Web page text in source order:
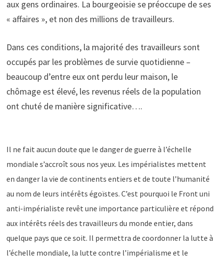
aux gens ordinaires. La bourgeoisie se préoccupe de ses
« affaires », et non des millions de travailleurs.
Dans ces conditions, la majorité des travailleurs sont
occupés par les problèmes de survie quotidienne –
beaucoup d’entre eux ont perdu leur maison, le
chômage est élevé, les revenus réels de la population
ont chuté de manière significative….
Il ne fait aucun doute que le danger de guerre à l’échelle
mondiale s’accroît sous nos yeux. Les impérialistes mettent
en danger la vie de continents entiers et de toute l’humanité
au nom de leurs intérêts égoïstes. C’est pourquoi le Front uni
anti-impérialiste revêt une importance particulière et répond
aux intérêts réels des travailleurs du monde entier, dans
quelque pays que ce soit. Il permettra de coordonner la lutte à
l’échelle mondiale, la lutte contre l’impérialisme et le